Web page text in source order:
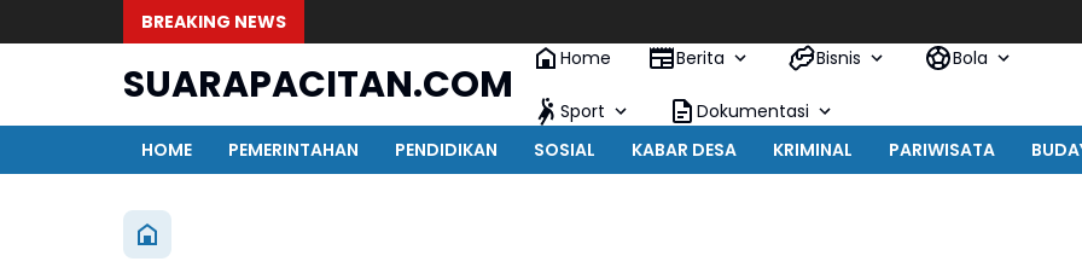
BREAKING NEWS
SUARAPACITAN.COM
Home Berita Bisnis Bola
Sport
Dokumentasi
HOME
PEMERINTAHAN PENDIDIKAN SOSIAL KABAR DESA KRIMINAL PARIWISATA